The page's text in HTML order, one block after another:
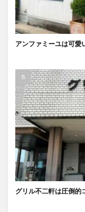
アンファミーユは可愛
グリル不二軒は圧倒的